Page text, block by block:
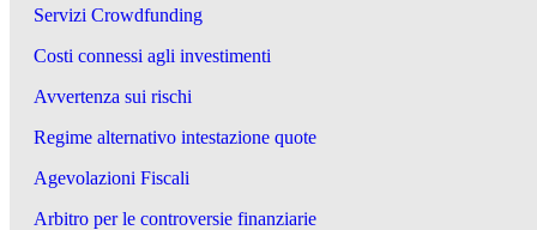
Servizi Crowdfunding
Costi connessi agli investimenti
Avvertenza sui rischi
Regime alternativo intestazione quote
Agevolazioni Fiscali
Arbitro per le controversie finanziarie